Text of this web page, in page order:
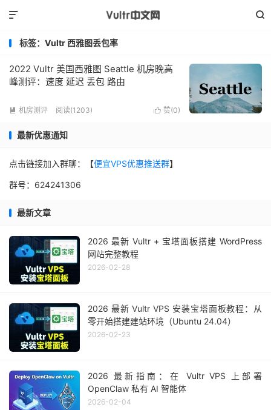


标签：Vultr 西雅图丢包率
2022 Vultr 美国西雅图 Seattle 机房晚高
峰测评：速度 延迟 丢包 路由
 机房测评 阅读(1203)  赞(0)
最新优惠通知
点击链接加入群聊：【便宜VPS优惠推送群】
群号：624241306
最新文章
2026 最新 Vultr + 宝塔面板搭建 WordPress
网站完整教程
2026-02-28
2026 最新 Vultr VPS 安装宝塔面板教程：从
零开始搭建建站环境（Ubuntu 24.04）
2026-02-23
2026 最新指南：在 Vultr VPS 上部署
OpenClaw 私有 AI 智能体
2026-02-04